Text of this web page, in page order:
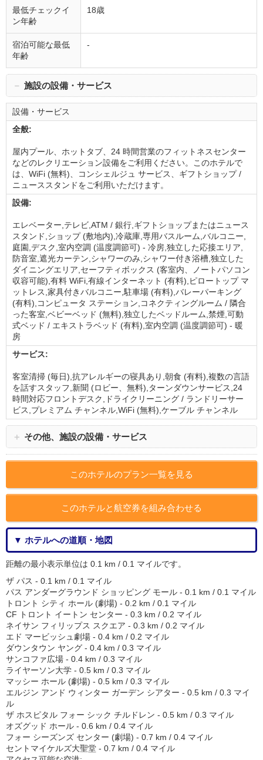
最低チェックイ
ン年齢
18歳
宿泊可能な最低
年齢
-
－ 施設の設備・サービス
設備・サービス
全般:
屋内プール、ホットタブ、24 時間営業のフィットネスセンター
などのレクリエーション設備をご利用ください。このホテルで
は、WiFi (無料)、コンシェルジュ サービス、ギフトショップ /
ニューススタンドをご利用いただけます。
設備:
エレベーター,テレビ,ATM / 銀行,ギフトショップまたはニュース
スタンド,ショップ (敷地内),冷蔵庫,専用バスルーム,バルコニー,
庭園,デスク,室内空調 (温度調節可) - 冷房,独立した応接エリア,
防音室,遮光カーテン,シャワーのみ,シャワー付き浴槽,独立した
ダイニングエリア,セーフティボックス (客室内、ノートパソコン
収容可能),有料 WiFi,有線インターネット (有料),ピロートップ マ
ットレス,家具付きバルコニー,駐車場 (有料),バレーパーキング
(有料),コンピュータ ステーション,コネクティングルーム / 隣合
った客室,ベビーベッド (無料),独立したベッドルーム,禁煙,可動
式ベッド / エキストラベッド (有料),室内空調 (温度調節可) - 暖
房
サービス:
客室清掃 (毎日),抗アレルギーの寝具あり,朝食 (有料),複数の言語
を話すスタッフ,新聞 (ロビー、無料),ターンダウンサービス,24
時間対応フロントデスク,ドライクリーニング / ランドリーサー
ビス,プレミアム チャンネル,WiFi (無料),ケーブル チャンネル
＋ その他、施設の設備・サービス
このホテルのプラン一覧を見る
このホテルと航空券を組み合わせる
▼ ホテルへの道順・地図
距離の最小表示単位は 0.1 km / 0.1 マイルです。
ザ パス - 0.1 km / 0.1 マイル
パス アンダーグラウンド ショッピング モール - 0.1 km / 0.1 マイル
トロント シティ ホール (劇場) - 0.2 km / 0.1 マイル
CF トロント イートン センター - 0.3 km / 0.2 マイル
ネイサン フィリップス スクエア - 0.3 km / 0.2 マイル
エド マービッシュ劇場 - 0.4 km / 0.2 マイル
ダウンタウン ヤング - 0.4 km / 0.3 マイル
サンコファ広場 - 0.4 km / 0.3 マイル
ライヤーソン大学 - 0.5 km / 0.3 マイル
マッシー ホール (劇場) - 0.5 km / 0.3 マイル
エルジン アンド ウィンター ガーデン シアター - 0.5 km / 0.3 マイ
ル
ザ ホスピタル フォー シック チルドレン - 0.5 km / 0.3 マイル
オズグッド ホール - 0.6 km / 0.4 マイル
フォー シーズンズ センター (劇場) - 0.7 km / 0.4 マイル
セントマイケルズ大聖堂 - 0.7 km / 0.4 マイル